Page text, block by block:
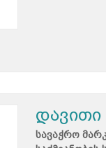
სავაჭრო